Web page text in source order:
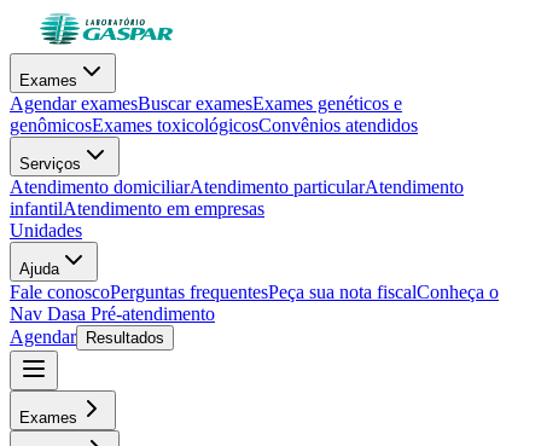
Exames
Agendar examesBuscar examesExames genéticos e
genômicosExames toxicológicosConvênios atendidos
Serviços
Atendimento domiciliarAtendimento particularAtendimento
infantilAtendimento em empresas
Unidades
Ajuda
Fale conoscoPerguntas frequentesPeça sua nota fiscalConheça o
Nav Dasa Pré-atendimento
Agendar
Resultados
Exames